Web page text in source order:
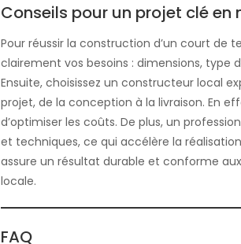
Conseils pour un projet clé en
Pour réussir la construction d’un court de
clairement vos besoins : dimensions, type
Ensuite, choisissez un constructeur local
projet, de la conception à la livraison. En
d’optimiser les coûts. De plus, un
et techniques, ce qui accélère la
assure un résultat durable et conforme
locale.
FAQ